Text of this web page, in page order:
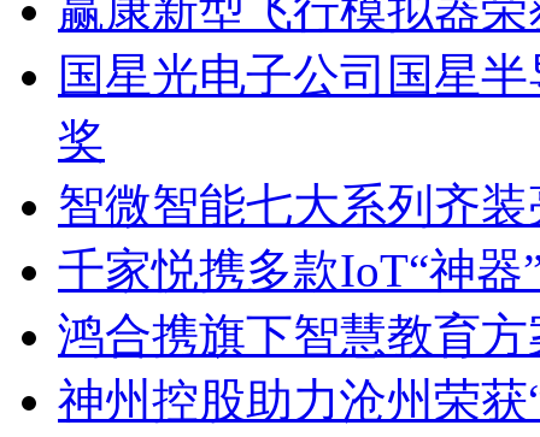
国星光电子公司国星
奖
智微智能七大系列齐
千家悦携多款IoT“神
鸿合携旗下智慧教育
神州控股助力沧州荣获